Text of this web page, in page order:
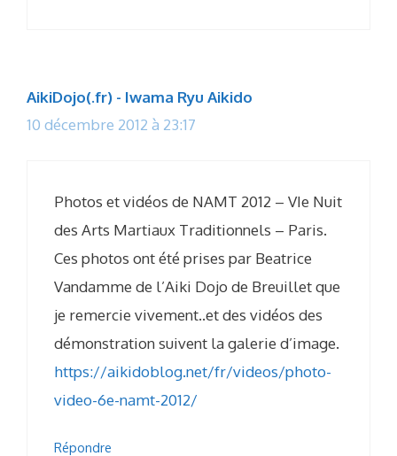
AikiDojo(.fr) - Iwama Ryu Aikido
10 décembre 2012 à 23:17
Photos et vidéos de NAMT 2012 – VIe Nuit
des Arts Martiaux Traditionnels – Paris.
Ces photos ont été prises par Beatrice
Vandamme de l’Aiki Dojo de Breuillet que
je remercie vivement..et des vidéos des
démonstration suivent la galerie d’image.
https://aikidoblog.net/fr/videos/photo-
video-6e-namt-2012/
Répondre